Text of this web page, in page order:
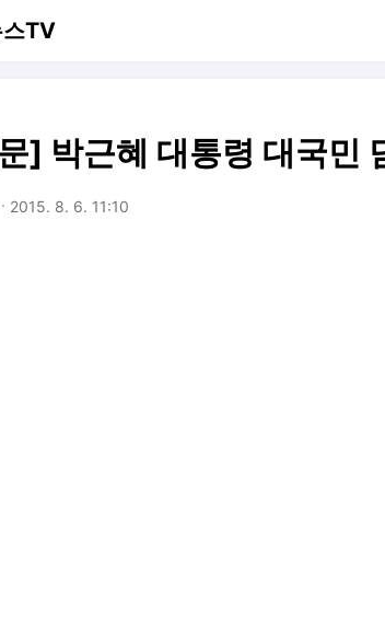
스TV
] 박근혜 대통령 대국민
2015. 8. 6. 11:10